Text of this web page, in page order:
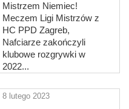
Mistrzem Niemiec!
Meczem Ligi Mistrzów z
HC PPD Zagreb,
Nafciarze zakończyli
klubowe rozgrywki w
2022...
8 lutego 2023